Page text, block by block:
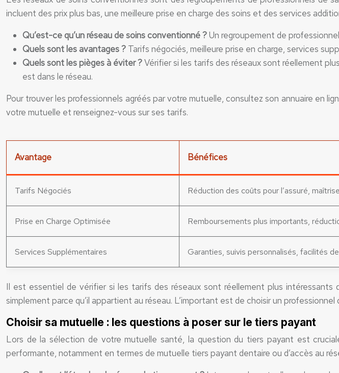
incluent des prix plus bas, une meilleure prise en charge des soins et des services
Qu’est-ce qu’un réseau de soins conventionné ?Un regroupement de
Quels sont les avantages ? Tarifs négociés, meilleure prise en charge, services
Quels sont les pièges à éviter ?Vérifier si les tarifs des réseaux sont réellement
est dans le réseau.
Pour trouver les professionnels agréés par votre mutuelle, consultez son annuaire en
votre mutuelle et renseignez-vous sur ses tarifs.
Avantage Bénéfices
Tarifs Négociés Réduction des coûts pour l’assuré,
Prise en Charge Optimisée Remboursements plus importants,
Services Supplémentaires Garanties, suivis personnalisés, facilités
Il est essentiel de vérifier si les tarifs des réseaux sont réellement plus intéressants
simplement parce qu’il appartient au réseau. L’important est de choisir un
Choisir sa mutuelle : les questions à poser sur le tiers payant
Lors de la sélection de votre mutuelle santé, la question du tiers payant est
performante, notamment en termes de mutuelle tiers payant dentaire ou d’accès au